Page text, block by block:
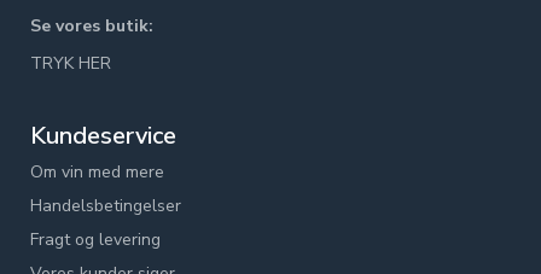
Se vores butik:
TRYK HER
Kundeservice
Om vin med mere
Handelsbetingelser
Fragt og levering